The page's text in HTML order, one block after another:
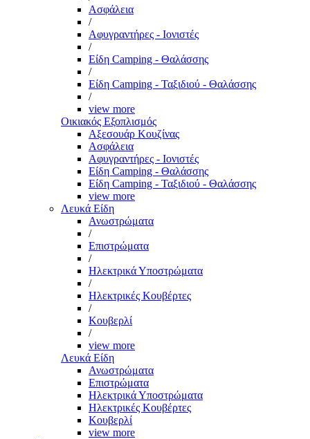
Ασφάλεια
/
Αφυγραντήρες - Ιονιστές
/
Είδη Camping - Θαλάσσης
/
Είδη Camping - Ταξιδιού - Θαλάσσης
/
view more
Οικιακός Εξοπλισμός
Αξεσουάρ Κουζίνας
Ασφάλεια
Αφυγραντήρες - Ιονιστές
Είδη Camping - Θαλάσσης
Είδη Camping - Ταξιδιού - Θαλάσσης
view more
Λευκά Είδη
Ανωστρώματα
/
Επιστρώματα
/
Ηλεκτρικά Υποστρώματα
/
Ηλεκτρικές Κουβέρτες
/
Κουβερλί
/
view more
Λευκά Είδη
Ανωστρώματα
Επιστρώματα
Ηλεκτρικά Υποστρώματα
Ηλεκτρικές Κουβέρτες
Κουβερλί
view more